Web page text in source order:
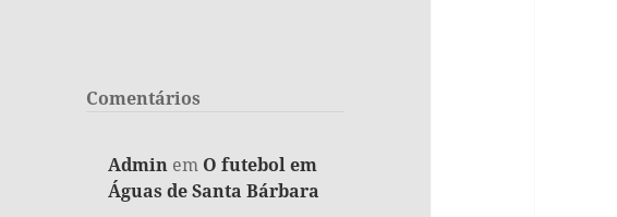
Comentários
Admin em O futebol em
Águas de Santa Bárbara